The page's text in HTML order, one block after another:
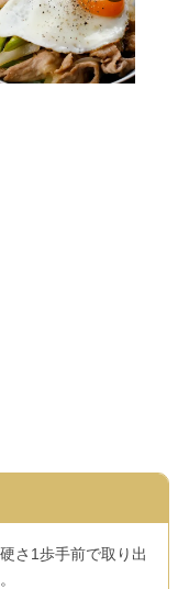
さ1歩手前で取り出